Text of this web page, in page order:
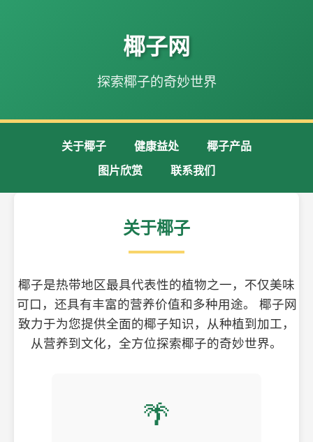
椰子网
探索椰子的奇妙世界
关于椰子 健康益处
椰子产品
图片欣赏
联系我们
关于椰子
椰子是热带地区最具代表性的植物之一，不仅美味
可口，还具有丰富的营养价值和多种用途。 椰子网
致力于为您提供全面的椰子知识，从种植到加工，
从营养到文化，全方位探索椰子的奇妙世界。
🌴